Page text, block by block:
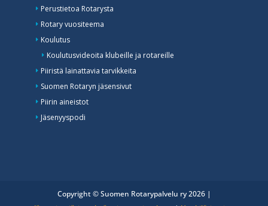
Perustietoa Rotarysta
Rotary vuositeema
Koulutus
Koulutusvideoita klubeille ja rotareille
Piiristä lainattavia tarvikkeita
Suomen Rotaryn jäsensivut
Piirin aineistot
Jäsenyyspodi
Copyright © Suomen Rotarypalvelu ry 2026 |